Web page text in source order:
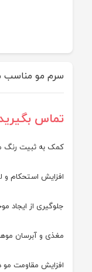
سرم مو مناسب
تماس
کمک به ثبیت رنگ
افزایش استحکام و
جلوگیری از ایجاد
مغذی و آبرسان
افزایش مقاومت مو